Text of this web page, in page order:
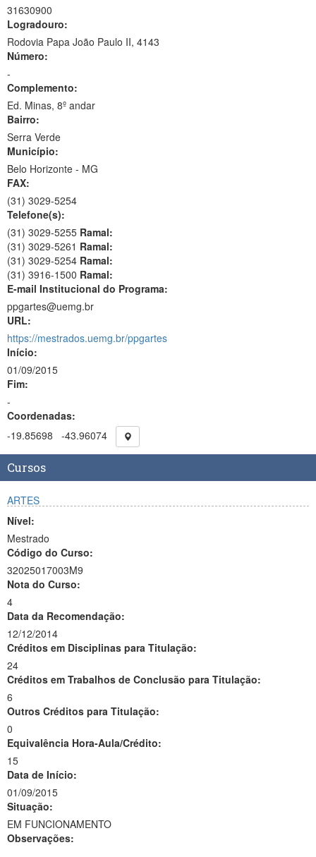
31630900
Logradouro:
Rodovia Papa João Paulo II, 4143
Número:
-
Complemento:
Ed. Minas, 8º andar
Bairro:
Serra Verde
Município:
Belo Horizonte - MG
FAX:
(31) 3029-5254
Telefone(s):
(31) 3029-5255 Ramal:
(31) 3029-5261 Ramal:
(31) 3029-5254 Ramal:
(31) 3916-1500 Ramal:
E-mail Institucional do Programa:
ppgartes@uemg.br
URL:
https://mestrados.uemg.br/ppgartes
Início:
01/09/2015
Fim:
-
Coordenadas:
-19.85698
-43.96074
Cursos
ARTES
Nível:
Mestrado
Código do Curso:
32025017003M9
Nota do Curso:
4
Data da Recomendação:
12/12/2014
Créditos em Disciplinas para Titulação:
24
Créditos em Trabalhos de Conclusão para Titulação:
6
Outros Créditos para Titulação:
0
Equivalência Hora-Aula/Crédito:
15
Data de Início:
01/09/2015
Situação:
EM FUNCIONAMENTO
Observações: